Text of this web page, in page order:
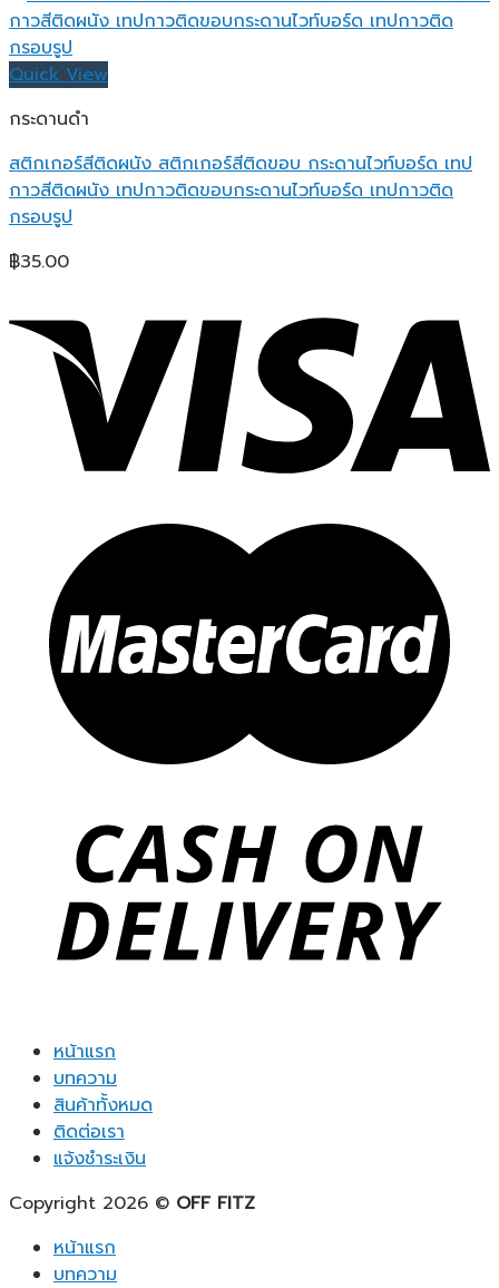
Quick View
กระดานดำ
สติกเกอร์สีติดผนัง สติกเกอร์สีติดขอบ กระดานไวท์บอร์ด เทป
กาวสีติดผนัง เทปกาวติดขอบกระดานไวท์บอร์ด เทปกาวติด
กรอบรูป
฿35.00
หน้าแรก
บทความ
สินค้าทั้งหมด
ติดต่อเรา
แจ้งชำระเงิน
Copyright 2026 © OFF FITZ
หน้าแรก
บทความ